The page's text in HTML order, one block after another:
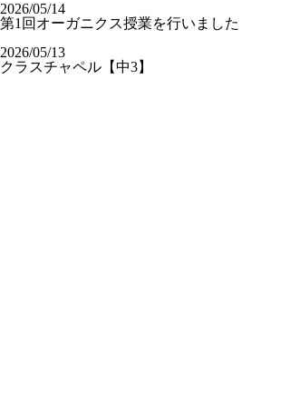
2026/05/14
第1回オーガニクス授業を行いました
2026/05/13
クラスチャペル【中3】